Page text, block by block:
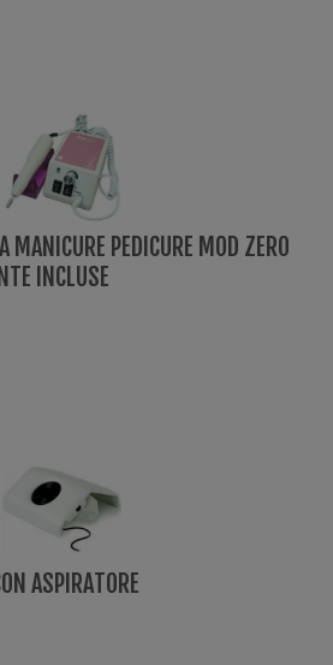
MANICURE PEDICURE MOD ZERO
INCLUSE
ASPIRATORE